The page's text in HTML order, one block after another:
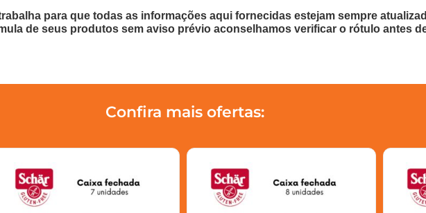
para que todas as informações aqui fornecidas estejam sempre
de seus produtos sem aviso prévio aconselhamos verificar o rótulo antes
Confira mais ofertas: